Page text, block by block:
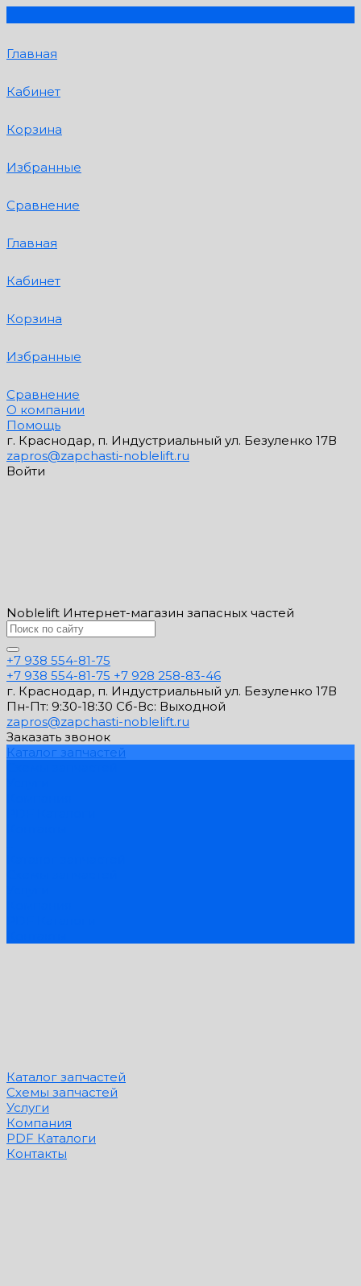
Главная
Кабинет
Корзина
Избранные
Сравнение
Главная
Кабинет
Корзина
Избранные
Сравнение
О компании
Помощь
г. Краснодар, п. Индустриальный ул. Безуленко 17В
zapros@zapchasti-noblelift.ru
Войти
Noblelift Интернет-магазин запасных частей
+7 938 554-81-75
+7 938 554-81-75 +7 928 258-83-46
г. Краснодар, п. Индустриальный ул. Безуленко 17В
Пн-Пт: 9:30-18:30 Cб-Вс: Выходной
zapros@zapchasti-noblelift.ru
Заказать звонок
Каталог запчастей
Каталог запчастей
Схемы запчастей
Услуги
Компания
PDF Каталоги
Контакты